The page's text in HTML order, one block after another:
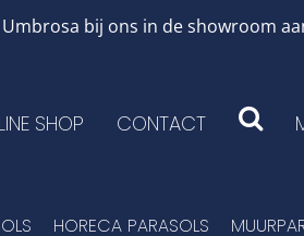
bij ons in de showroom
SHOP CONTACT
HORECA PARASOLS